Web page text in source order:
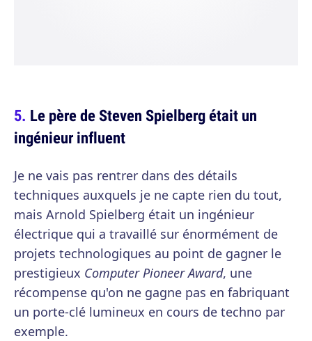
Le père de Steven Spielberg était un
ingénieur influent
Je ne vais pas rentrer dans des détails
techniques auxquels je ne capte rien du tout,
mais Arnold Spielberg était un ingénieur
électrique qui a travaillé sur énormément de
projets technologiques au point de gagner le
prestigieux Computer Pioneer Award, une
récompense qu'on ne gagne pas en fabriquant
un porte-clé lumineux en cours de techno par
exemple.